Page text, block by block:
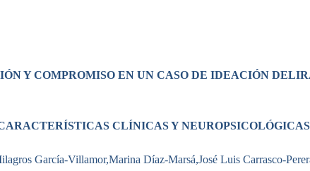
Y COMPROMISO EN UN CASO DE IDEACIÓN
CLÍNICAS Y
García-Villamor,Marina Díaz-Marsá,José Luis Carrasco-